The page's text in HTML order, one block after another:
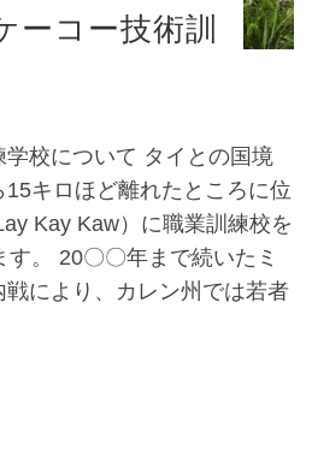
ーコー技術訓
校について タイとの国境
キロほど離れたところに位
Kay Kaw）に職業訓練校を
。 20〇〇年まで続いたミ
により、カレン州では若者